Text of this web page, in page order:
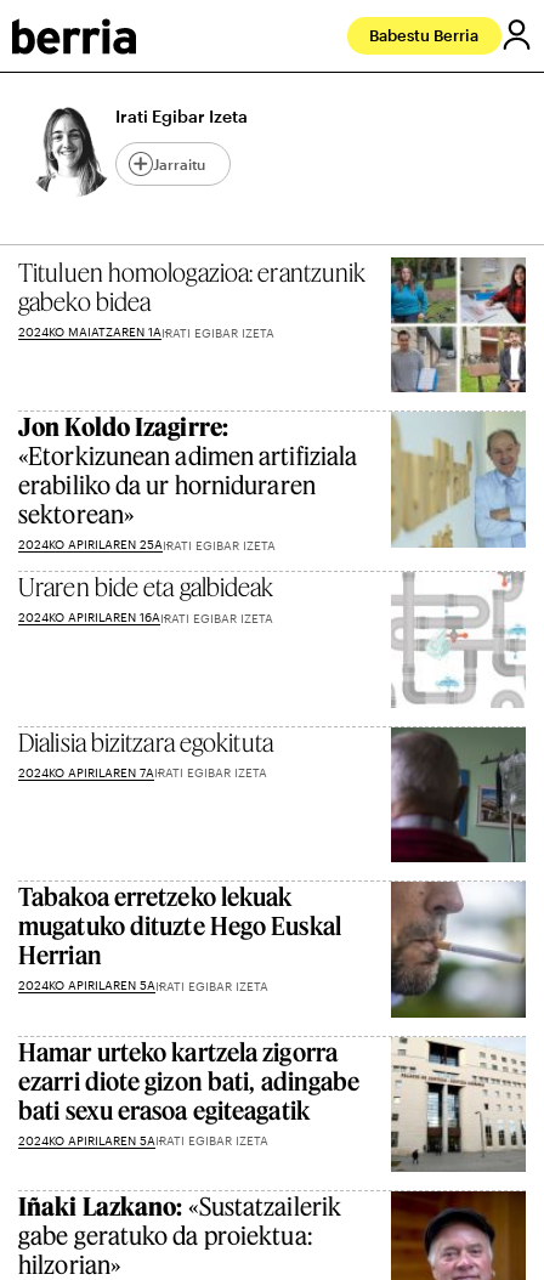
Babestu Berria
Irati Egibar Izeta
Jarraitu
Tituluen homologazioa: erantzunik
gabeko bidea
2024KO MAIATZAREN 1AIRATI EGIBAR IZETA
Jon Koldo Izagirre:
«Etorkizunean adimen artifiziala
erabiliko da ur horniduraren
sektorean»
2024KO APIRILAREN 25AIRATI EGIBAR IZETA
Uraren bide eta galbideak
2024KO APIRILAREN 16AIRATI EGIBAR IZETA
Dialisia bizitzara egokituta
2024KO APIRILAREN 7AIRATI EGIBAR IZETA
Tabakoa erretzeko lekuak
mugatuko dituzte Hego Euskal
Herrian
2024KO APIRILAREN 5AIRATI EGIBAR IZETA
Hamar urteko kartzela zigorra
ezarri diote gizon bati, adingabe
bati sexu erasoa egiteagatik
2024KO APIRILAREN 5AIRATI EGIBAR IZETA
Iñaki Lazkano: «Sustatzailerik
gabe geratuko da proiektua:
hilzorian»